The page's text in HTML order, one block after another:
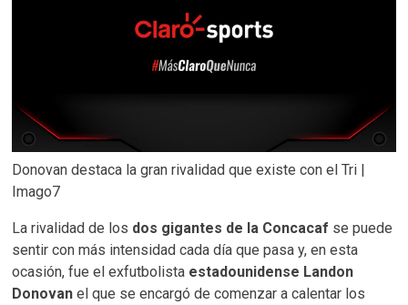
Donovan destaca la gran rivalidad que existe con el Tri |
Imago7
La rivalidad de los dos gigantes de la Concacaf se puede
sentir con más intensidad cada día que pasa y, en esta
ocasión, fue el exfutbolista estadounidense Landon
Donovan el que se encargó de comenzar a calentar los